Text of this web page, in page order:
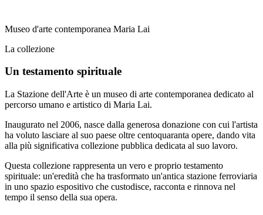
Museo d'arte contemporanea Maria Lai
La collezione
Un testamento spirituale
La Stazione dell'Arte è un museo di arte contemporanea dedicato al
percorso umano e artistico di Maria Lai.
Inaugurato nel 2006, nasce dalla generosa donazione con cui l'artista
ha voluto lasciare al suo paese oltre centoquaranta opere, dando vita
alla più significativa collezione pubblica dedicata al suo lavoro.
Questa collezione rappresenta un vero e proprio testamento
spirituale: un'eredità che ha trasformato un'antica stazione ferroviaria
in uno spazio espositivo che custodisce, racconta e rinnova nel
tempo il senso della sua opera.